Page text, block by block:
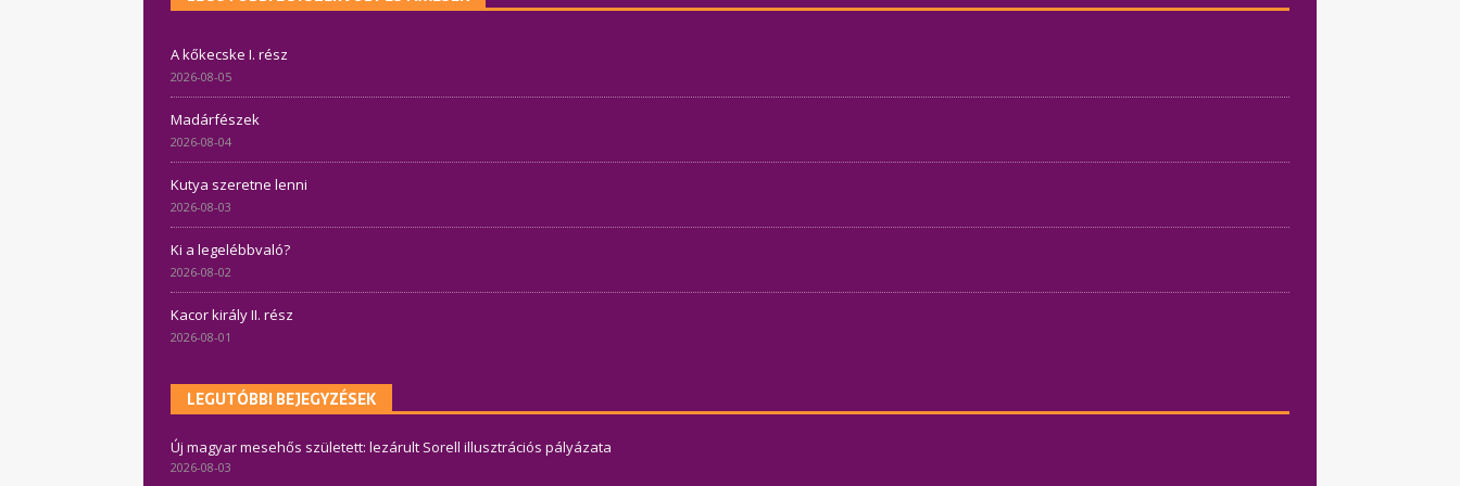
A kőkecske I. rész
2026-08-05
Madárfészek
2026-08-04
Kutya szeretne lenni
2026-08-03
Ki a legelébbvaló?
2026-08-02
Kacor király II. rész
2026-08-01
LEGUTÓBBI BEJEGYZÉSEK
Új magyar mesehős született: lezárult Sorell illusztrációs pályázata
2026-08-03